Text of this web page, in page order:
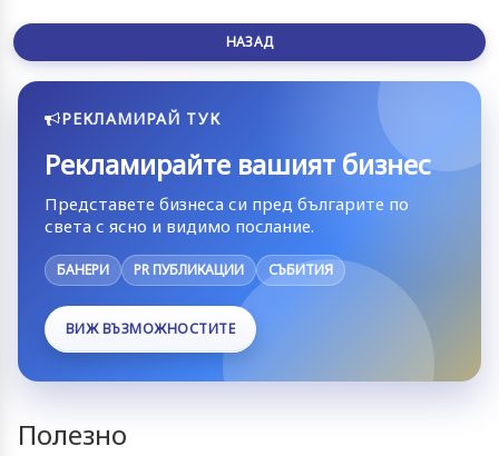
НАЗАД
РЕКЛАМИРАЙ ТУК
Рекламирайте вашият бизнес
Представете бизнеса си пред българите по
света с ясно и видимо послание.
БАНЕРИ PR ПУБЛИКАЦИИ СЪБИТИЯ
ВИЖ ВЪЗМОЖНОСТИТЕ
Полезно